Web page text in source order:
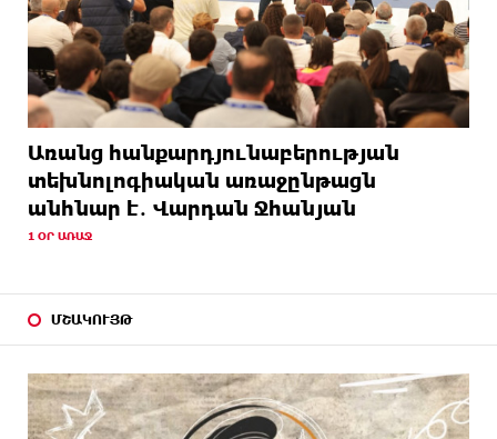
Առանց հանքարդյունաբերության
տեխնոլոգիական առաջընթացն
անհնար է․ Վարդան Ջհանյան
1 ՕՐ ԱՌԱՋ
ՄՇԱԿՈՒՅԹ